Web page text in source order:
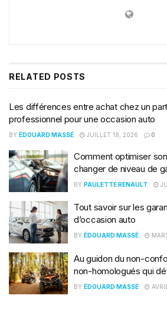
RELATED POSTS
Les différences entre achat chez un
professionnel pour une occasion auto
BY ÉDOUARD MASSÉ JUILLET 18, 2026 0
Comment optimiser
changer de niveau de
BY PAULETTE RENAULT
Tout savoir sur les
d’occasion auto
BY ÉDOUARD MASSÉ
Au guidon du non-
non-homologués qui
BY ÉDOUARD MASSÉ